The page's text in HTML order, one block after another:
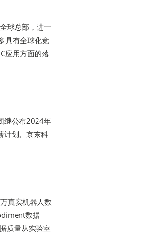
球总部，进一
具有全球化竞
应用方面的落
继公布2024年
计划。京东科
真实机器人数
数据
质量从实验室